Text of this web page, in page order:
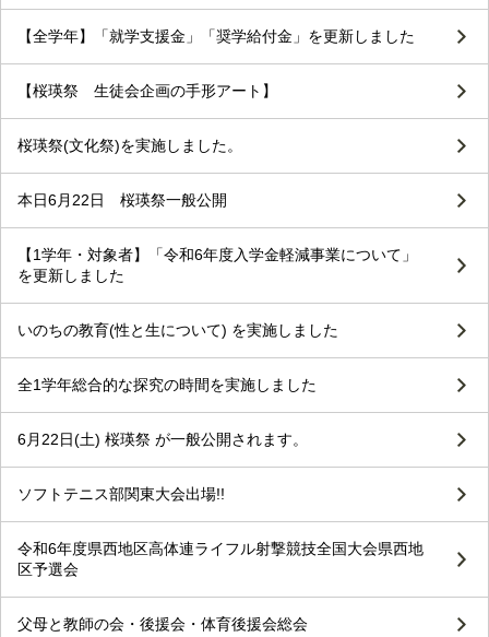
【全学年】「就学支援金」「奨学給付金」を更新しました
【桜瑛祭 生徒会企画の手形アート】
桜瑛祭(文化祭)を実施しました。
本日6月22日 桜瑛祭一般公開
【1学年・対象者】「令和6年度入学金軽減事業について」
を更新しました
いのちの教育(性と生について) を実施しました
全1学年総合的な探究の時間を実施しました
6月22日(土) 桜瑛祭 が一般公開されます。
ソフトテニス部関東大会出場!!
令和6年度県西地区高体連ライフル射撃競技全国大会県西地
区予選会
父母と教師の会・後援会・体育後援会総会